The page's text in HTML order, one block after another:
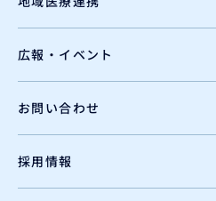
広報・イベント
お問い合わせ
採用情報